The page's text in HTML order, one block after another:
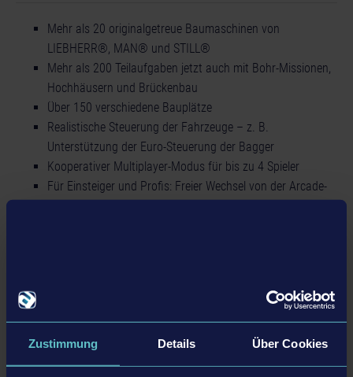
Zustimmung Details Über Cookies
Mehr als 20 originalgetreue Baumaschinen von
LIEBHERR®, MAN® und STILL®
Mehr als 200 Teilaufgaben jetzt auch mit Bohr-Missionen,
Hochhäusern und Brückenbau
Über 150 verschiedene Bauplätze
Realistische Steuerung der Fahrzeuge – z. B.
Unterstützung der Euro-Steuerung der Bagger
Kooperativer Multiplayer-Modus für bis zu 4 Spieler
Für Einsteiger und Profis: Freier Wechsel von der Arcade-
Erfahrungssystem mit Stufenaufstieg zum Freischalten
ganz besonderer Aufgaben